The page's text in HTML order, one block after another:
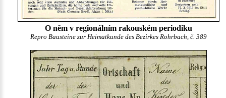
O něm v regionálním rakouském periodiku
Repro Bausteine zur Heimatkunde des Bezirkes Rohrbach, č. 389